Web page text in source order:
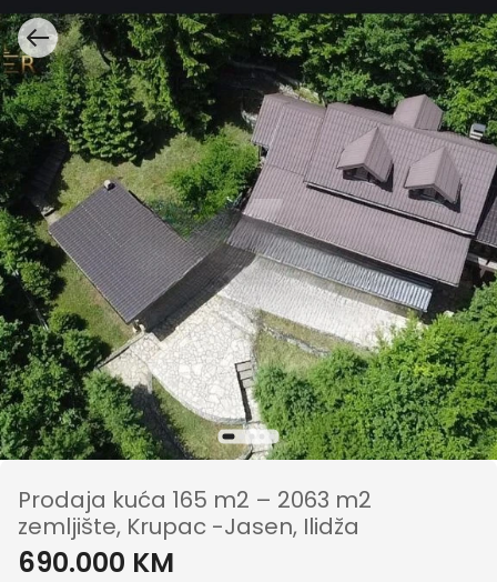
Prodaja kuća 165 m2 – 2063 m2
zemljište, Krupac -Jasen, Ilidža
690.000 KM